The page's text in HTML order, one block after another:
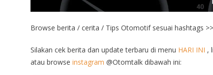
Browse berita / cerita / Tips Otomotif sesuai hashtags
Silakan cek berita dan update terbaru di menu HARI INI ,
atau browse instagram @Otomtalk dibawah ini: